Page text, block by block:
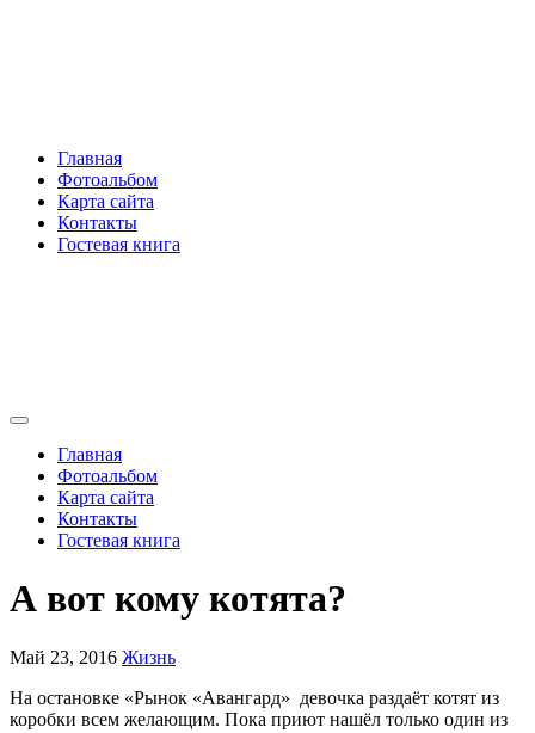
Главная
Фотоальбом
Карта сайта
Контакты
Гостевая книга
Главная
Фотоальбом
Карта сайта
Контакты
Гостевая книга
А вот кому котята?
Май 23, 2016 Жизнь
На остановке «Рынок «Авангард» девочка раздаёт котят из
коробки всем желающим. Пока приют нашёл только один из